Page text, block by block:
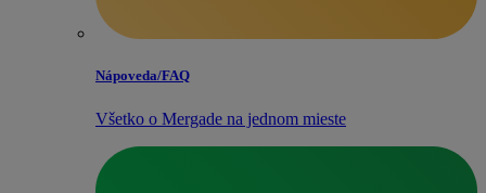
Nápoveda/​FAQ
Všetko o Mergade na jednom mieste